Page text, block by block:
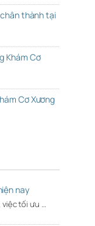
thành tại
Khám Cơ
Cơ Xương
nay
tối ưu …